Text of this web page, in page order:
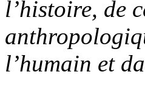
l’histoire, de
l’humain et